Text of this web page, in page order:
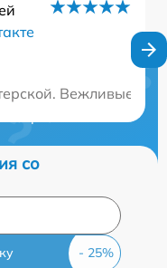
Вежливые и
со